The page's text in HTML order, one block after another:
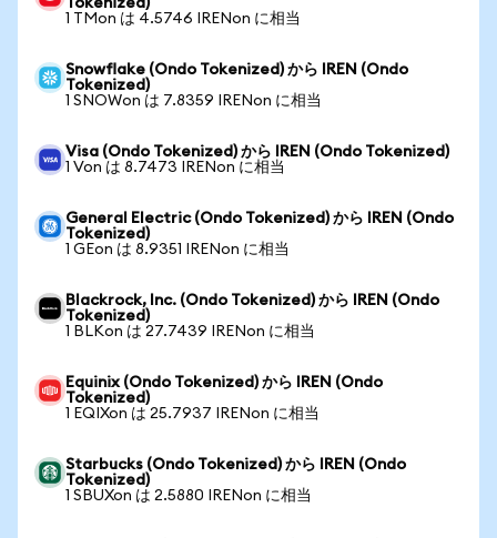
Tokenized)
1 TMon は 4.5746 IRENon に相当
Snowflake (Ondo Tokenized) から IREN (Ondo
Tokenized)
1 SNOWon は 7.8359 IRENon に相当
Visa (Ondo Tokenized) から IREN (Ondo Tokenized)
1 Von は 8.7473 IRENon に相当
General Electric (Ondo Tokenized) から IREN (Ondo
Tokenized)
1 GEon は 8.9351 IRENon に相当
Blackrock, Inc. (Ondo Tokenized) から IREN (Ondo
Tokenized)
1 BLKon は 27.7439 IRENon に相当
Equinix (Ondo Tokenized) から IREN (Ondo
Tokenized)
1 EQIXon は 25.7937 IRENon に相当
Starbucks (Ondo Tokenized) から IREN (Ondo
Tokenized)
1 SBUXon は 2.5880 IRENon に相当